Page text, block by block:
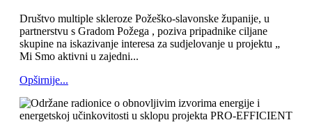
Društvo multiple skleroze Požeško-slavonske županije, u
partnerstvu s Gradom Požega , poziva pripadnike ciljane
skupine na iskazivanje interesa za sudjelovanje u projektu „
Mi Smo aktivni u zajedni...
Opširnije...